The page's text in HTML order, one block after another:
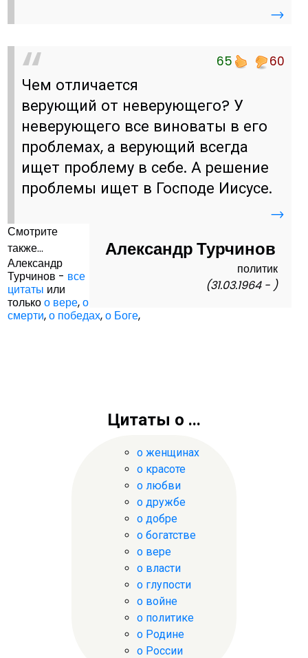
→
65 60
Чем отличается
верующий от неверующего? У
неверующего все виноваты в его
проблемах, а верующий всегда
ищет проблему в себе. А решение
проблемы ищет в Господе Иисусе.
→
Александр Турчинов
политик
(31.03.1964 - )
Смотрите
также...
Александр
Турчинов - все
цитаты или
толькоо вере,о
смерти,о победах,о Боге,
Цитаты о ...
о женщинах
о красоте
о любви
о дружбе
о добре
о богатстве
о вере
о власти
о глупости
о войне
о политике
о Родине
о России